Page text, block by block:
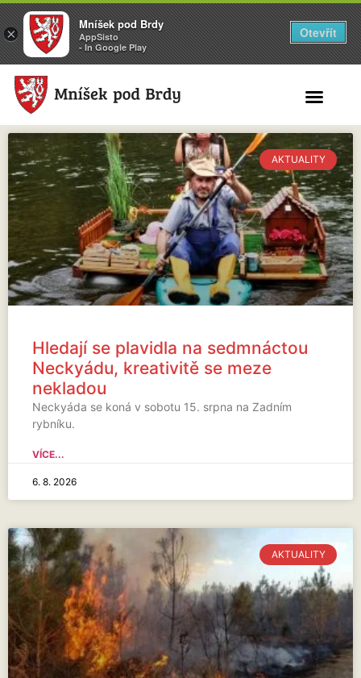
AKTUALITY
Hledají se plavidla na sedmnáctou
Neckyádu, kreativitě se meze
nekladou
Neckyáda se koná v sobotu 15. srpna na Zadním
rybníku.
VÍCE...
6. 8. 2026
AKTUALITY
×
Mníšek pod Brdy
AppSisto
- In Google Play
Otevřít